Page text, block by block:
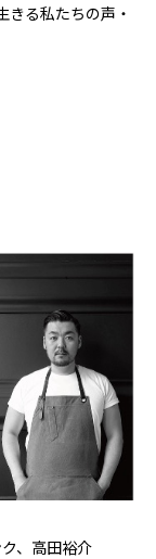
る私たちの声・
、高田裕介